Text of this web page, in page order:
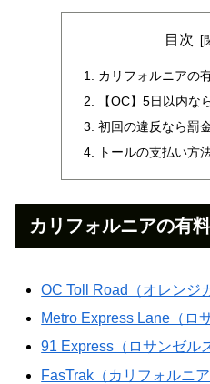
目次
カリフォルニアの
【OC】5日以内な
初回の違反なら罰
トールの支払い方
カリフォルニアの有
OC Toll Road（オレンジ
Metro Express Lane（ロ
91 Express（ロサンゼル
FasTrak（カリフォルニア